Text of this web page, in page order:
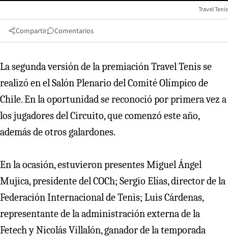
Travel Tenis
Compartir Comentarios
La segunda versión de la premiación Travel Tenis se
realizó en el Salón Plenario del Comité Olímpico de
Chile. En la oportunidad se reconoció por primera vez a
los jugadores del Circuito, que comenzó este año,
además de otros galardones.
En la ocasión, estuvieron presentes Miguel Ángel
Mujica, presidente del COCh; Sergio Elías, director de la
Federación Internacional de Tenis; Luis Cárdenas,
representante de la administración externa de la
Fetech y Nicolás Villalón, ganador de la temporada